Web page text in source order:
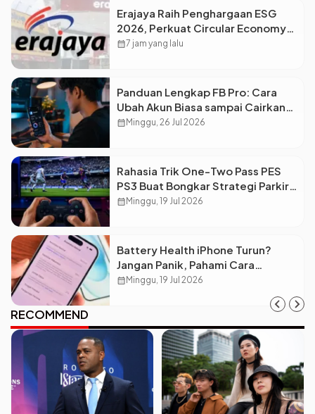
Erajaya Raih Penghargaan ESG
2026, Perkuat Circular Economy
Lewat Pengelolaan Limbah
calendar_month7 jam yang lalu
Panduan Lengkap FB Pro: Cara
Ubah Akun Biasa sampai Cairkan
Dolar ke Rekening
calendar_month Minggu, 26 Jul 2026
Rahasia Trik One-Two Pass PES
PS3 Buat Bongkar Strategi Parkir
Bus Lawan
calendar_month Minggu, 19 Jul 2026
Battery Health iPhone Turun?
Jangan Panik, Pahami Cara
Merawatnya Biar Awet!
calendar_month Minggu, 19 Jul 2026
RECOMMEND